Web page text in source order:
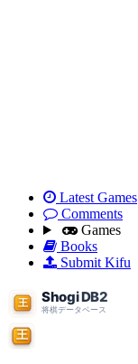
Latest Games
Comments
Games
Books
Submit Kifu